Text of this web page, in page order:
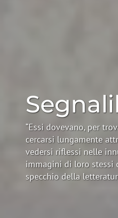
“Essi dovevano, per
cercarsi lungamente
vedersi riflessi nelle
immagini di loro stessi
specchio della